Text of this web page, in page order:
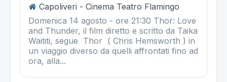
Capoliveri - Cinema Teatro Flamingo
Domenica 14 agosto - ore 21:30 Thor: Love
and Thunder, il film diretto e scritto da Taika
Waititi, segue Thor ( Chris Hemsworth ) in
un viaggio diverso da quelli affrontati fino ad
ora, alla...